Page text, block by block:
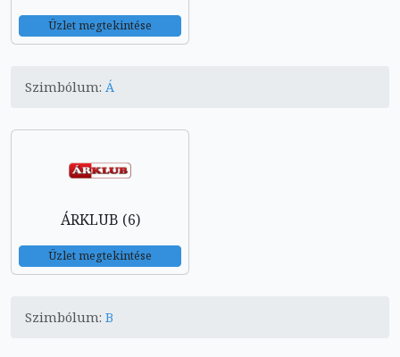
Üzlet megtekintése
Szimbólum: Á
ÁRKLUB (6)
Üzlet megtekintése
Szimbólum: B